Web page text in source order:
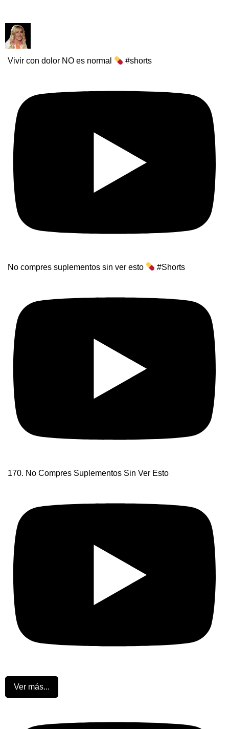
Vivir con dolor NO es normal #shorts
No compres suplementos sin ver esto #Shorts
170. No Compres Suplementos Sin Ver Esto
Ver más...